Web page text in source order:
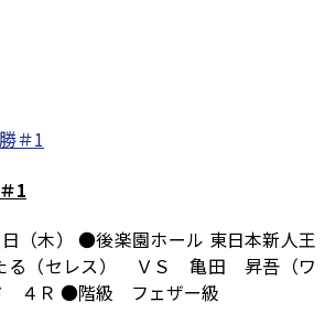
1
（木） ●後楽園ホール 東日本新人王
（セレス） ＶＳ 亀田 昇吾（ワ
４Ｒ ●階級 フェザー級